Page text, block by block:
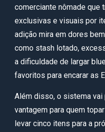
comerciante nômade que
exclusivas e visuais por
adição mira em dores
como stash lotado,
a dificuldade de largar
favoritos para encarar as
Além disso, o sistema vai
vantagem para quem
levar cinco itens para a